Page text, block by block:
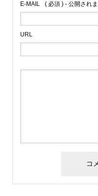
E-MAIL ( 必須 ) - 公開され
URL